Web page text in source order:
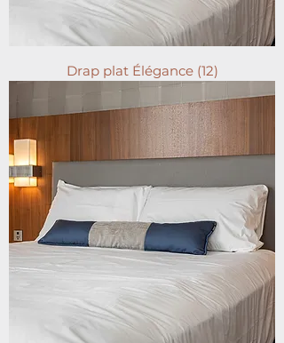
Drap plat Élégance (12)